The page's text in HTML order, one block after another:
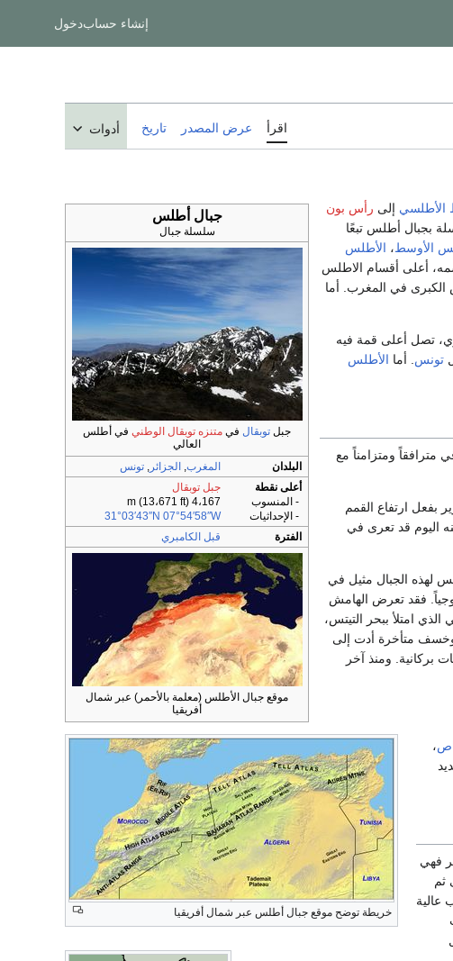
إنشاء حسابدخول
اقرأ عرض المصدر تاريخ أدوات
جبال أطلس
سلسلة جبال
جبل توبقال في متنزه توبقال الوطني في أطلس
العالي
البلدان
المغرب, الجزائر, تونس
أعلى نقطة
جبل توبقال
- المنسوب
4،167 m (13،671 ft)
- الإحداثيات
31°03′43″N 07°54′58″W
الفترة
قبل الكامبري
موقع جبال الأطلس (معلمة بالأحمر) عبر شمال
أفريقيا
الأطلسي إلى رأس بون
بجبال أطلس تبعًا
الأوسط، الأطلس
كما يشير اسمه، أعلى أقسام الاطلس
الكبرى في المغرب. أما
تصل أعلى قمة فيه
تونس . أما الأطلس
خريطة توضح موقع جبال أطلس عبر شمال أفريقيا
مترافقاً ومتزامناً مع
ارتفاع القمم
اليوم قد تعرى في
لهذه الجبال مثيل في
فقد تعرض الهامش
امتلأ ببحر التيتس،
متأخرة أدت إلى
بركانية. ومنذ آخر
،
فهي
ثم
عالية